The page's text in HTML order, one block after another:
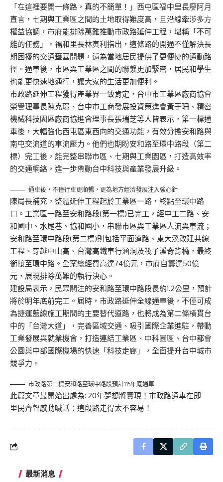
「在這裡要開一條路，真的不簡單！」西屯區福中里長廖阿月
直言，七期與工業區之間的土地取得難度高，且沿線牽涉多方
權益協調，市府能排除萬難推動市政路延伸工程，堪稱「不可
能的任務」。福和里長林寅利指出，這條路的開通不僅解決長
期困擾的交通壅塞問題，還為當地居民提供了更便捷的通勤路
徑。通車後，市區與工業區之間的聯繫更加緊密，居民和學生
也能更快速地通行，讓大家的生活更加便利。
市政路延伸工程獲得產業界一致肯定，台中市工業區廠商協會
榮譽理事長陳克璟、台中市工商發展投資策進會黃于珊、精密
機械科技園區廠商協進會理事長張瑞芝等人皆表示，第一標通
車後，大幅強化西屯區東西向的交通功能，有效分擔安和路與
南屯交流道的車流壓力。他們也期盼安和路至環中路段（第二
標）完工後，能完整串聯市區、七期與工業園區，打造高效率
的交通網絡，進一步帶動台中科技與產業發展升級。
通車後，不僅行車更順暢，更為地方經濟發展注入強心針
陳局長補充，整體延伸工程起於工業區一路，終點至環中路
口。工業區一路至安和路段(第一標)已完工，經中工二路、安
和國中、水尾巷、協和國小，串聯市區與工業區人流與車流；
安和路至環中路段(第二標)則包括平面道路、東大溪改建共線
工程、穿越中山高、台灣高鐵車行涵洞及筏子溪脊背橋，最終
銜接至環中路。全案總經費高達74億元，市府自籌達50億
元，展現排除萬難的執行決心。
建設局表示，民眾關注的安和路至環中路段長約1.2公里，預計
將於明年底前完工。屆時，市政路延伸全線通車後，不僅可成
為捷運藍線施工期間的主要替代道路，也將成為第二條橫貫台
中的「台灣大道」，完善區域交通、吸引國際企業進駐，帶動
工業發展與就業機會，打造連結工業區、中科園區、台中都會
公園與中部國際機場的快速「科技走廊」，全面提升台中城市
競爭力。
市政路第二標安和路至環中路段預計115年底通車
此篇文章最開始出處為: 20年夢想將實現！市政路通車在即
里民齊聲感動喊話：這段路走得太不容易！
最新消息